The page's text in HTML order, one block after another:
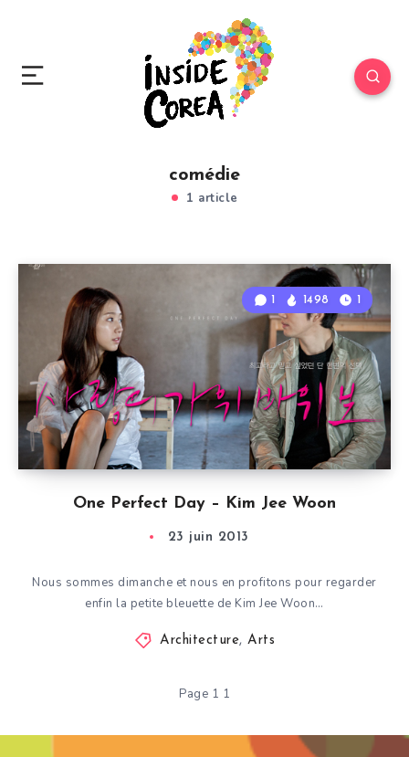
comédie
1 article
One Perfect Day – Kim Jee Woon
1 1498 1
23 juin 2013
Nous sommes dimanche et nous en profitons pour regarder
enfin la petite bleuette de Kim Jee Woon…
Architecture,Arts
Page 1 1